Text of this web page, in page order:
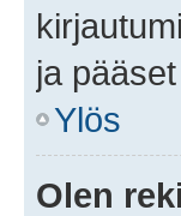
ja
Ylös
Olen